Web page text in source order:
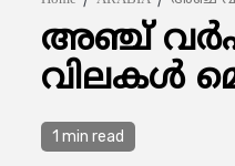
അഞ്ച്
വിലകള്‍
1 min read